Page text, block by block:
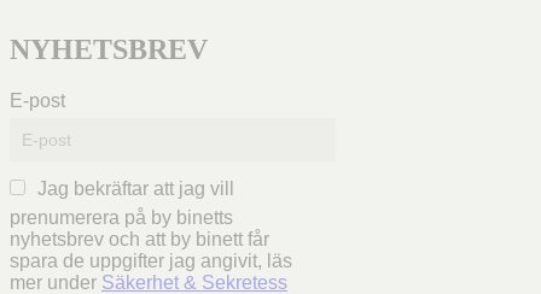
NYHETSBREV
E-post
Jag bekräftar att jag vill
prenumerera på by binetts
nyhetsbrev och att by binett får
spara de uppgifter jag angivit, läs
mer under Säkerhet & Sekretess